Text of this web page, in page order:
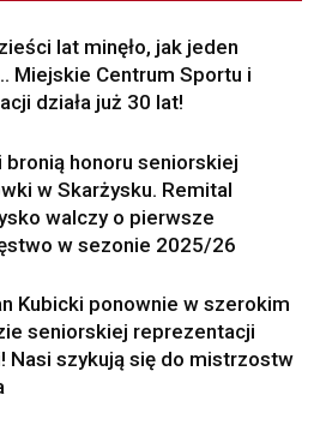
lat minęło, jak jeden
Miejskie Centrum Sportu i
działa już 30 lat!
bronią honoru seniorskiej
w Skarżysku. Remital
walczy o pierwsze
w sezonie 2025/26
Kubicki ponownie w szerokim
seniorskiej reprezentacji
Nasi szykują się do mistrzostw